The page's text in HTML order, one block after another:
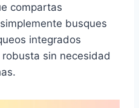
compartas
busques
integrados
sin necesidad